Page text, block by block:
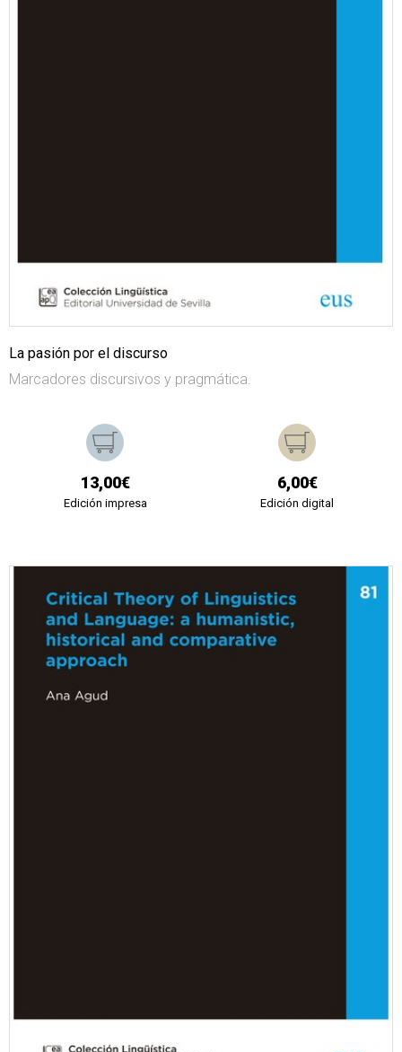
La pasión por el discurso
Marcadores discursivos y pragmática.
13,00€
Edición impresa
6,00€
Edición digital